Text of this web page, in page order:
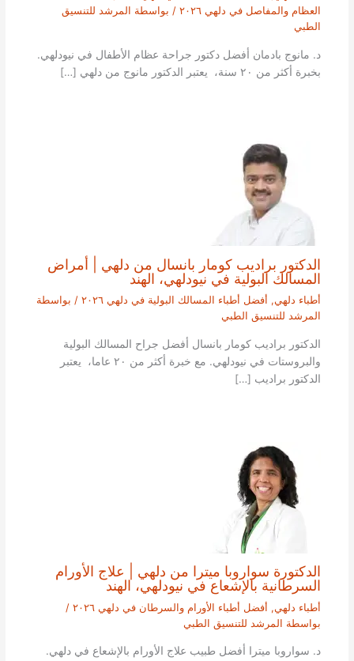
العظام والمفاصل في دلهي ٢٠٢٦
/ بواسطة المرشد للتنسيق
الطبي
د. مانوج بادمان أفضل دكتور جراحة عظام الأطفال في نيودلهي.
بخبرة أكثر من ٢٠ سنة، يعتبر الدكتور مانوج من دلهي […]
الدكتور براديب كومار بانسال من دلهي | أمراض
المسالك البولية في نيودلهي، الهند
أطباء دلهي, أفضل أطباء المسالك البولية في دلهي ٢٠٢٦
/ بواسطة
المرشد للتنسيق الطبي
الدكتور براديب كومار بانسال أفضل جراح المسالك البولية
والبروستات في نيودلهي. مع خبرة أكثر من ٢٠ عاما، يعتبر
الدكتور براديب […]
الدكتورة سواروبا ميترا من دلهي | علاج الأورام
السرطانية بالإشعاع في نيودلهي، الهند
أطباء دلهي, أفضل أطباء الأورام والسرطان في دلهي ٢٠٢٦
/
بواسطة المرشد للتنسيق الطبي
د. سواروبا ميترا أفضل طبيب علاج الأورام بالإشعاع في دلهي.